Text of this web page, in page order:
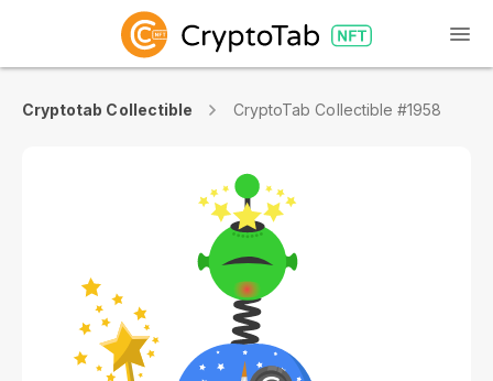
Cryptotab Collectible CryptoTab Collectible #1958